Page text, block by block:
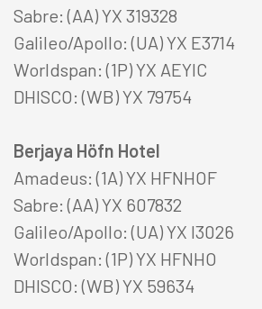
Facebook
Sabre: (AA) YX 319328
Galileo/Apollo: (UA) YX E3714
Worldspan: (1P) YX AEYIC
DHISCO: (WB) YX 79754
Berjaya Höfn Hotel
Amadeus: (1A) YX HFNHOF
Sabre: (AA) YX 607832
Galileo/Apollo: (UA) YX I3026
Worldspan: (1P) YX HFNHO
DHISCO: (WB) YX 59634